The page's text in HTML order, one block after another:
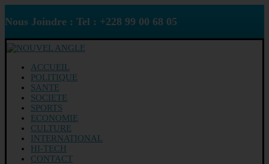
Nous Joindre : Tel : +228 99 00 68 05
ACCUEIL
POLITIQUE
SANTE
SOCIETE
SPORTS
ECONOMIE
CULTURE
INTERNATIONAL
HI-TECH
CONTACT